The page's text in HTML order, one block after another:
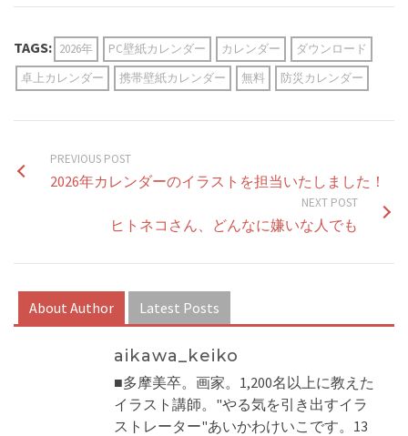
TAGS: 2026年 PC壁紙カレンダー カレンダー
ダウンロード
卓上カレンダー
携帯壁紙カレンダー 無料 防災カレンダー
PREVIOUS POST
2026年カレンダーのイラストを担当いたしました！
NEXT POST
ヒトネコさん、どんなに嫌いな人でも
About Author Latest Posts
aikawa_keiko
■多摩美卒。画家。1,200名以上に教えた
イラスト講師。"やる気を引き出すイラ
ストレーター"あいかわけいこです。13